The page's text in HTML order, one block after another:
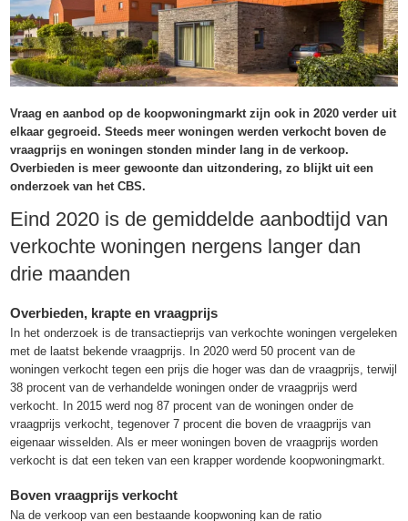
Vraag en aanbod op de koopwoningmarkt zijn ook in 2020 verder uit
elkaar gegroeid. Steeds meer woningen werden verkocht boven de
vraagprijs en woningen stonden minder lang in de verkoop.
Overbieden is meer gewoonte dan uitzondering, zo blijkt uit een
onderzoek van het CBS.
Eind 2020 is de gemiddelde aanbodtijd van
verkochte woningen nergens langer dan
drie maanden
Overbieden, krapte en vraagprijs
In het onderzoek is de transactieprijs van verkochte woningen vergeleken
met de laatst bekende vraagprijs. In 2020 werd 50 procent van de
woningen verkocht tegen een prijs die hoger was dan de vraagprijs, terwijl
38 procent van de verhandelde woningen onder de vraagprijs werd
verkocht. In 2015 werd nog 87 procent van de woningen onder de
vraagprijs verkocht, tegenover 7 procent die boven de vraagprijs van
eigenaar wisselden. Als er meer woningen boven de vraagprijs worden
verkocht is dat een teken van een krapper wordende koopwoningmarkt.
Boven vraagprijs verkocht
Na de verkoop van een bestaande koopwoning kan de ratio